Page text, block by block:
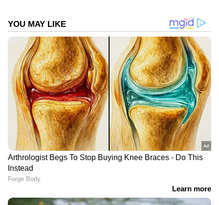
DOWNLOAD APP